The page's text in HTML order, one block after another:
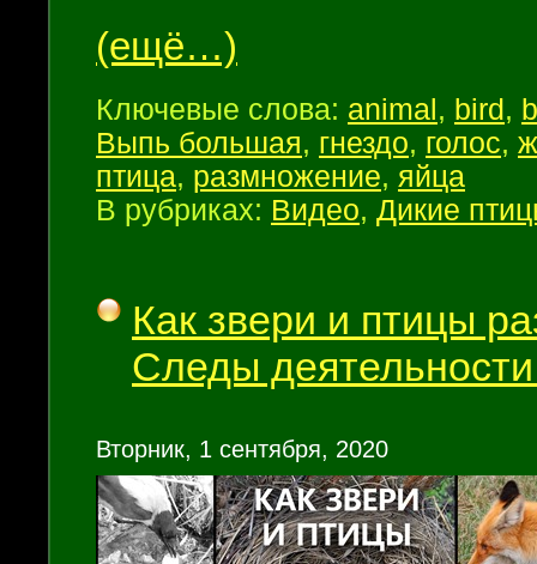
(ещё…)
Ключевые слова: animal , bird ,
Выпь большая, гнездо, голос,
птица, размножение, яйца
В рубриках: Видео, Дикие
Как звери и птицы
Следы
Вторник, 1 сентября, 2020